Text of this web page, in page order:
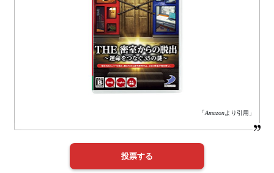
「Amazonより引用」